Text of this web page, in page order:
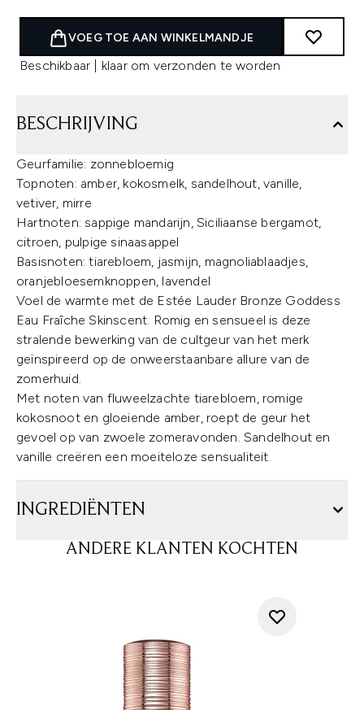
VOEG TOE AAN WINKELMANDJE
Beschikbaar | klaar om verzonden te worden
BESCHRIJVING
Geurfamilie: zonnebloemig
Topnoten: amber, kokosmelk, sandelhout, vanille,
vetiver, mirre
Hartnoten: sappige mandarijn, Siciliaanse bergamot,
citroen, pulpige sinaasappel
Basisnoten: tiarebloem, jasmijn, magnoliablaadjes,
oranjebloesemknoppen, lavendel
Voel de warmte met de Estée Lauder Bronze Goddess
Eau Fraîche Skinscent. Romig en sensueel is deze
stralende bewerking van de cultgeur van het merk
geïnspireerd op de onweerstaanbare allure van de
zomerhuid.
Met noten van fluweelzachte tiarebloem, romige
kokosnoot en gloeiende amber, roept de geur het
gevoel op van zwoele zomeravonden. Sandelhout en
vanille creëren een moeiteloze sensualiteit.
INGREDIËNTEN
ANDERE KLANTEN KOCHTEN